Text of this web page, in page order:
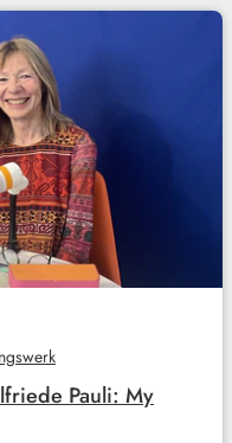
Pauli: My